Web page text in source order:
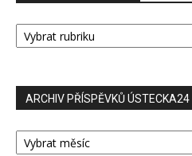
RUBRIKY
PŘÍSPĚVKŮ
ARCHIV PŘÍSPĚVKŮ ÚSTECKA24
ARCHIV
PŘÍSPĚVKŮ